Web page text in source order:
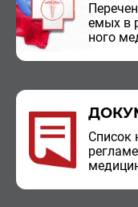
е­мых в
но­го
Спи­сок